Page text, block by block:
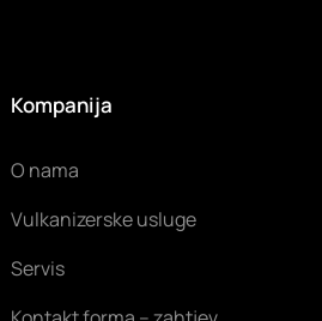
Kompanija
O nama
Vulkanizerske usluge
Servis